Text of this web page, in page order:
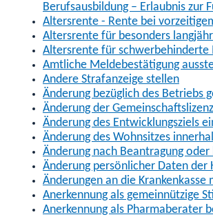
Berufsausbildung – Erlaubnis zur
Altersrente - Rente bei
Altersrente für besonders
Altersrente für schwerbehinderte
Amtliche Meldebestätigung
Andere Strafanzeige stellen
Änderung bezüglich des Betriebs
Änderung der
Änderung des Entwicklungsziels
Änderung des Wohnsitzes
Änderung nach Beantragung
Änderung persönlicher Daten der
Änderungen an die Krankenkasse
Anerkennung als gemeinnützige
Anerkennung als Pharmaberater